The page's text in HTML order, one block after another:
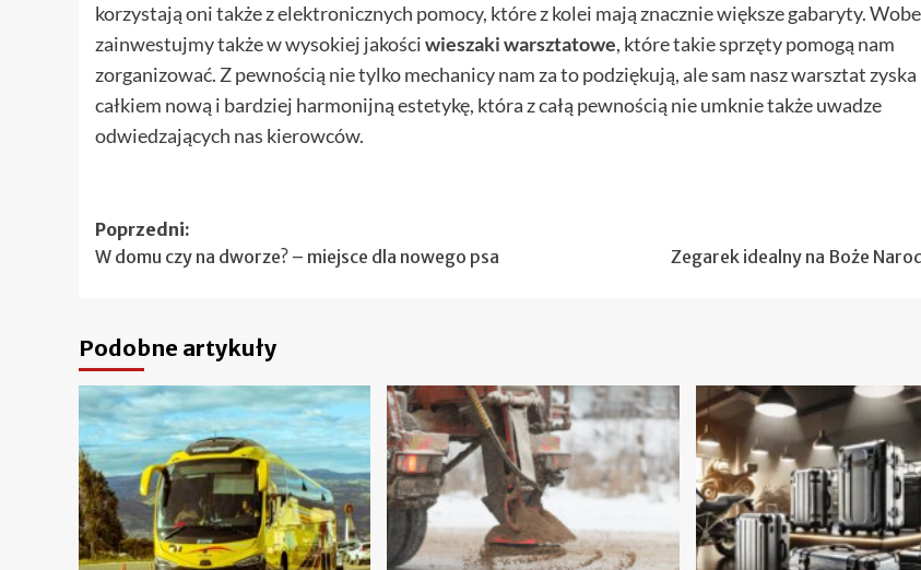
korzystają oni także z elektronicznych pomocy, które z kolei mają znacznie większe gabaryty.
zainwestujmy także w wysokiej jakościwieszaki warsztatowe, które takie sprzęty pomogą nam
zorganizować. Z pewnością nie tylko mechanicy nam za to podziękują, ale sam nasz warsztat zyska
całkiem nową i bardziej harmonijną estetykę, która z całą pewnością nie umknie także uwadze
odwiedzających nas kierowców.
Zobacz
wpisy
Poprzedni:
W domu czy na dworze? – miejsce dla nowego psa
Zegarek idealny na Boże
Podobne artykuły